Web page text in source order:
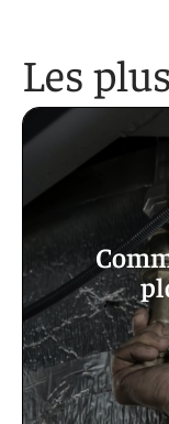
Les